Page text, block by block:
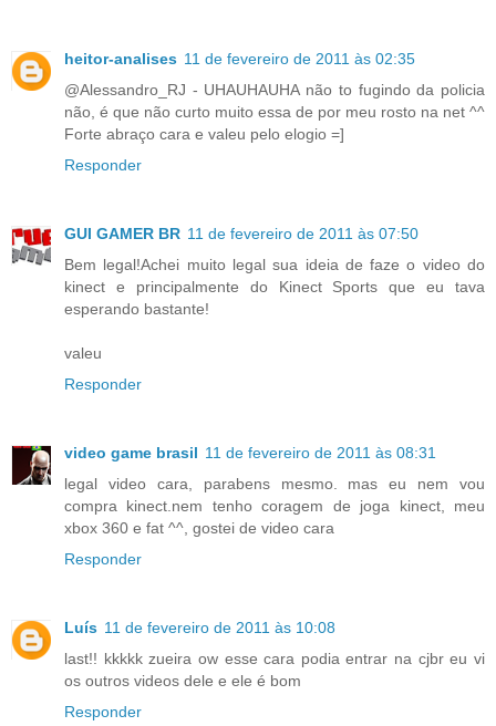
heitor-analises 11 de fevereiro de 2011 às 02:35
@Alessandro_RJ - UHAUHAUHA não to fugindo da policia
não, é que não curto muito essa de por meu rosto na net ^^
Forte abraço cara e valeu pelo elogio =]
Responder
GUI GAMER BR 11 de fevereiro de 2011 às 07:50
Bem legal!Achei muito legal sua ideia de faze o video do
kinect e principalmente do Kinect Sports que eu tava
esperando bastante!
valeu
Responder
video game brasil 11 de fevereiro de 2011 às 08:31
legal video cara, parabens mesmo. mas eu nem vou
compra kinect.nem tenho coragem de joga kinect, meu
xbox 360 e fat ^^, gostei de video cara
Responder
Luís 11 de fevereiro de 2011 às 10:08
last!! kkkkk zueira ow esse cara podia entrar na cjbr eu vi
os outros videos dele e ele é bom
Responder